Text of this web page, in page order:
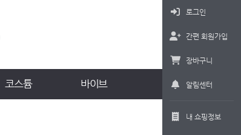
코스튬 바이브
로그인
간편 회원가입
장바구니
알림센터
내 쇼핑정보